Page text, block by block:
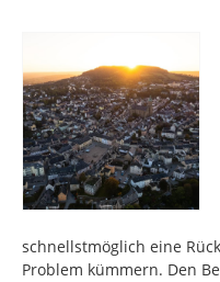
schnellstmöglich eine
Problem kümmern. Den